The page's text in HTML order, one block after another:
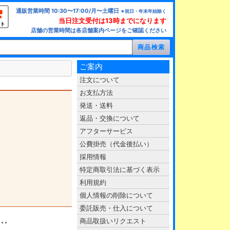
通販営業時間 10:30〜17:00/月〜土曜日 ※祝日・年末年始除く
当日注文受付は13時までになります
店舗の営業時間は各店舗案内ページをご確認ください
･
ご案内
注文について
お支払方法
発送・送料
返品・交換について
アフターサービス
公費掛売（代金後払い）
採用情報
特定商取引法に基づく表示
利用規約
個人情報の削除について
委託販売・仕入について
商品取扱いリクエスト